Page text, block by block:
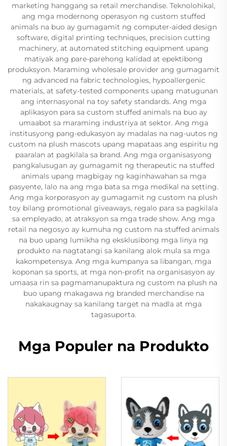
marketing hanggang sa retail merchandise. Teknolohikal,
ang mga modernong operasyon ng custom stuffed
animals na buo ay gumagamit ng computer-aided design
software, digital printing techniques, precision cutting
machinery, at automated stitching equipment upang
matiyak ang pare-parehong kalidad at epektibong
produksyon. Maraming wholesale provider ang gumagamit
ng advanced na fabric technologies, hypoallergenic
materials, at safety-tested components upang matugunan
ang internasyonal na toy safety standards. Ang mga
aplikasyon para sa custom stuffed animals na buo ay
umaabot sa maraming industriya at sektor. Ang mga
institusyong pang-edukasyon ay madalas na nag-uutos ng
custom na plush mascots upang mapataas ang espiritu ng
paaralan at pagkilala sa brand. Ang mga organisasyong
pangkalusugan ay gumagamit ng therapeutic na stuffed
animals upang magbigay ng kaginhawahan sa mga
pasyente, lalo na ang mga bata sa mga medikal na setting.
Ang mga korporasyon ay gumagamit ng custom na plush
toy bilang promotional giveaways, regalo para sa pagkilala
sa empleyado, at atraksyon sa mga trade show. Ang mga
retail na negosyo ay kumuha ng custom na stuffed animals
na buo upang lumikha ng eksklusibong mga linya ng
produkto na nagtatangi sa kanilang alok mula sa mga
kakompetensya. Ang mga kumpanya sa libangan, mga
koponan sa sports, at mga non-profit na organisasyon ay
umaasa rin sa pagmamanupaktura ng custom na plush na
buo upang makagawa ng branded merchandise na
nakakaugnay sa kanilang target na madla at mga
tagasuporta.
Mga Populer na Produkto